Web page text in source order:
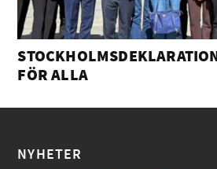
FÖR ALLA
NYHETER